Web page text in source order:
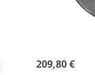
209,80 €